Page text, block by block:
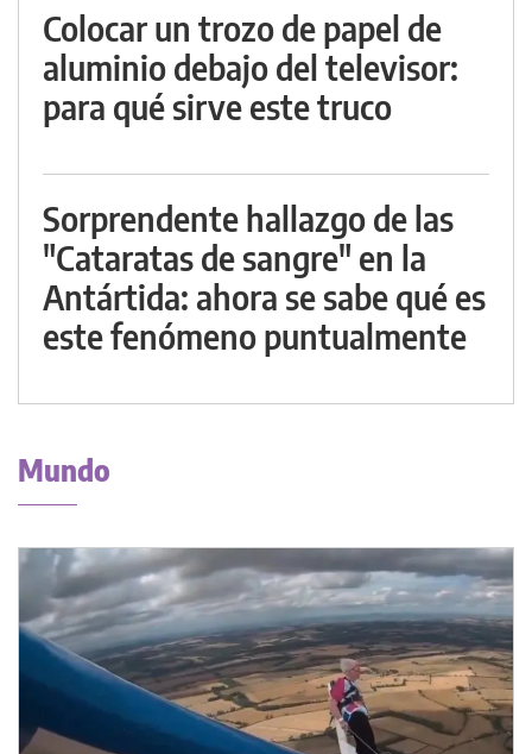
Colocar un trozo de papel de
aluminio debajo del televisor:
para qué sirve este truco
Sorprendente hallazgo de las
"Cataratas de sangre" en la
Antártida: ahora se sabe qué es
este fenómeno puntualmente
Mundo